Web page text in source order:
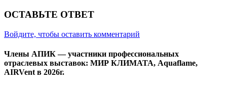
ОСТАВЬТЕ ОТВЕТ
Войдите, чтобы оставить комментарий
Члены АПИК — участники профессиональных
отраслевых выставок: МИР КЛИМАТА, Aquaflame,
AIRVent в 2026г.